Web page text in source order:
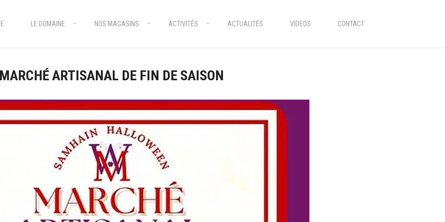
LE DOMAINE NOS MAGASINS ACTIVITÉS ACTUALITÉS VIDEOS CONTACT
ARTISANAL DE FIN DE SAISON